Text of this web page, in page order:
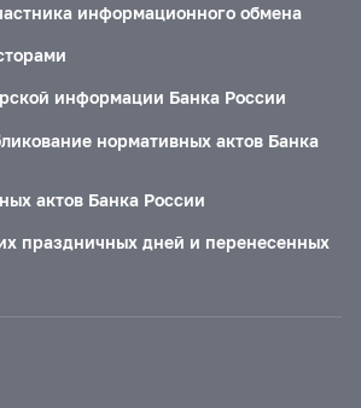
информационного обмена
информации Банка России
нормативных актов Банка
актов Банка России
праздничных дней и перенесенных